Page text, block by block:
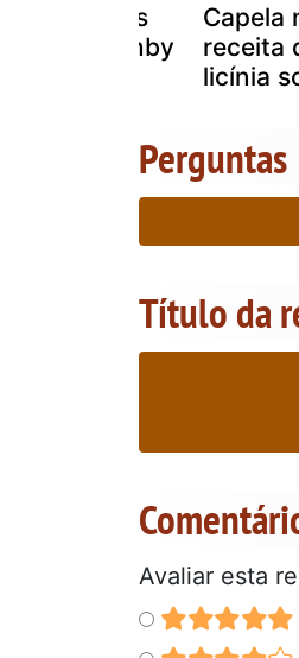
dos
- bimby
Capela
receita
licínia
Perguntas
Título da
Avaliar esta